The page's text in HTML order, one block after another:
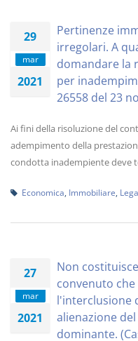
29
mar
2021
Pertinenze
irregolari. A
domandare la
per
26558 del 23
Ai fini della risoluzione del
adempimento della
condotta inadempiente deve
Economica Immobiliare
27
mar
2021
Non
convenuto
l'interclusione
alienazione
dominante.